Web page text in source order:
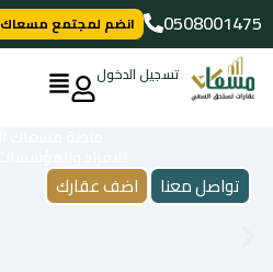
تخطي
إلى
المحتوى
0508001475
انضم لمجتمع مسعاك
تسجيل الدخول
تواصل معنا اضف عقارك